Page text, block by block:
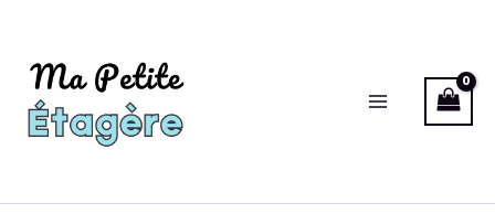
contenu